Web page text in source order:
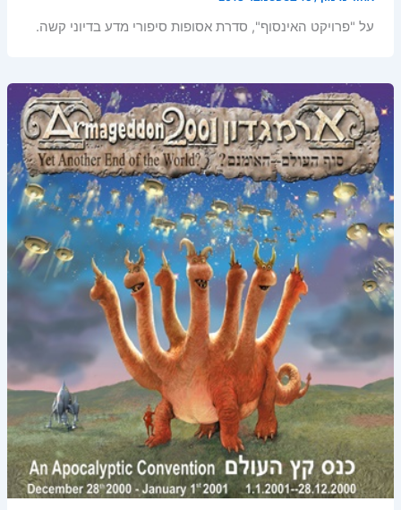
על "פרויקט האינסוף", סדרת אסופות סיפורי מדע בדיוני קשה.